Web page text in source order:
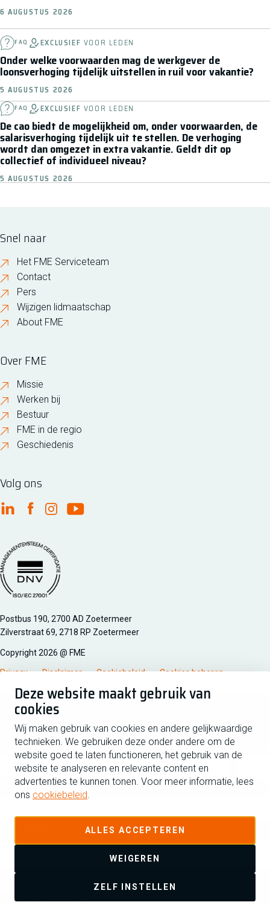
Deze website maakt gebruik van
cookies
Wij maken gebruik van cookies en andere gelijkwaardige
technieken. We gebruiken deze onder andere om de
website goed te laten functioneren, het gebruik van de
website te analyseren en relevante content en
advertenties te kunnen tonen. Voor meer informatie, lees
ons cookiebeleid.
ALLES ACCEPTEREN
WEIGEREN
ZELF INSTELLEN
6 AUGUSTUS 2026
FAQ EXCLUSIEF VOOR LEDEN
Onder welke voorwaarden mag de werkgever de
loonsverhoging tijdelijk uitstellen in ruil voor vakantie?
5 AUGUSTUS 2026
FAQ EXCLUSIEF VOOR LEDEN
De cao biedt de mogelijkheid om, onder voorwaarden, de
salarisverhoging tijdelijk uit te stellen. De verhoging
wordt dan omgezet in extra vakantie. Geldt dit op
collectief of individueel niveau?
5 AUGUSTUS 2026
Snel naar
Het FME Serviceteam
Contact
Pers
Wijzigen lidmaatschap
About FME
Over FME
Missie
Werken bij
Bestuur
FME in de regio
Geschiedenis
Volg ons
FME Linkedin
FME Facebook
FME Instagram
FME Youtube
Managementsyteem certificatie DNV iso/iec 27001
Postbus 190, 2700 AD Zoetermeer
Zilverstraat 69, 2718 RP Zoetermeer
Copyright 2026 @ FME
Privacy Disclaimer Cookiebeleid Cookies beheren
Schrijf je in voor de nieuwsbrief
Voornaam
Achternaam
Ja ik schrijf me in voor de nieuwsbrief en ga akkoord met de